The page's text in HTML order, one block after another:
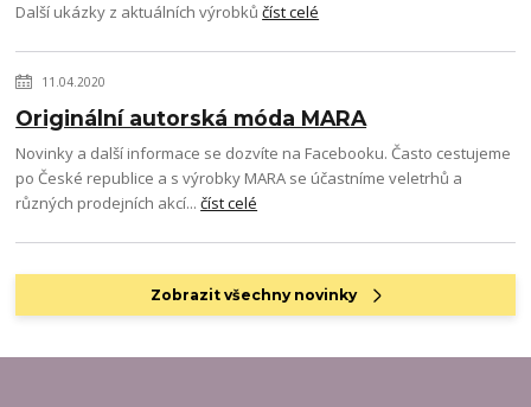
Další ukázky z aktuálních výrobkůčíst celé
11.04.2020
Originální autorská móda MARA
Novinky a další informace se dozvíte na Facebooku. Často cestujeme
po České republice a s výrobky MARA se účastníme veletrhů a
různých prodejních akcí...číst celé
Zobrazit všechny novinky